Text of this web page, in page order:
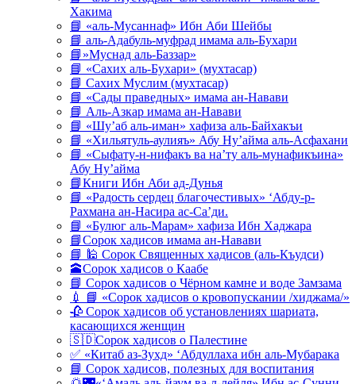
Хакима
📘 «аль-Мусаннаф» Ибн Аби Шейбы
📘 аль-Адабуль-муфрад имама аль-Бухари
📘»Муснад аль-Баззар»
📘 «Сахих аль-Бухари» (мухтасар)
📘 Сахих Муслим (мухтасар)
📘 «Сады праведных» имама ан-Навави
📘 Аль-Азкар имама ан-Навави
📘 «Шу’аб аль-иман» хафиза аль-Байхакъи
📘 «Хильятуль-аулияъ» Абу Ну’айма аль-Асфахани
📘 «Сыфату-н-нифакъ ва на’ту аль-мунафикъина»
Абу Ну’айма
📘Книги Ибн Аби ад-Дунья
📘 «Радость сердец благочестивых» ‘Абду-р-
Рахмана ан-Насира ас-Са’ди.
📘 «Булюг аль-Марам» хафиза Ибн Хаджара
📘Сорок хадисов имама ан-Навави
📘 🕌 Сорок Священных хадисов (аль-Къудси)
🕋Сорок хадисов о Каабе
📘 Сорок хадисов о Чёрном камне и воде Замзама
💉 📘 «Сорок хадисов о кровопускании /хиджама/»
🥀 Сорок хадисов об установлениях шариата,
касающихся женщин
🇸🇩Сорок хадисов о Палестине
✅ «Китаб аз-Зухд» ‘Абдуллаха ибн аль-Мубарака
📘 Сорок хадисов, полезных для воспитания